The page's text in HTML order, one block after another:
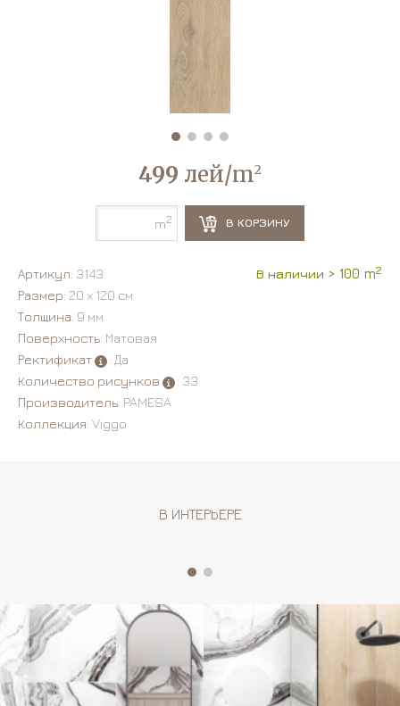
499 лей/m2
m2 В КОРЗИНУ
Артикул: 3143 В наличии > 100 m2
Размер: 20 х 120 см
Толщина: 9 мм
Поверхность: Матовая
Ректификат
: Да
Количество рисунков
: 33
Производитель: PAMESA
Коллекция: Viggo
В ИНТЕРЬЕРЕ